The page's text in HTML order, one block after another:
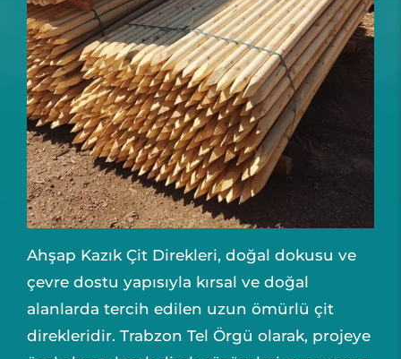
Ahşap Kazık Çit Direkleri, doğal dokusu ve
çevre dostu yapısıyla kırsal ve doğal
alanlarda tercih edilen uzun ömürlü çit
direkleridir. Trabzon Tel Örgü olarak, projeye